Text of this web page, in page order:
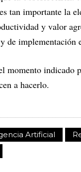
tan importante la
y valor
de implementación
momento indicado
a hacerlo.
Artificial